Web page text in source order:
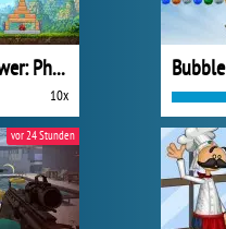
One Shot Tower: Physics Destroyer
10x
vor 24 Stunden